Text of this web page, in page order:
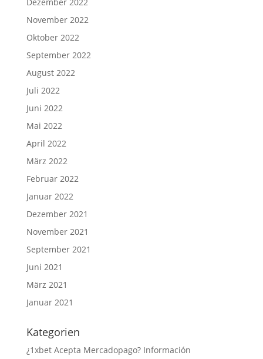
November 2022
Oktober 2022
September 2022
August 2022
Juli 2022
Juni 2022
Mai 2022
April 2022
März 2022
Februar 2022
Januar 2022
Dezember 2021
November 2021
September 2021
Juni 2021
März 2021
Januar 2021
Kategorien
¿1xbet Acepta Mercadopago? Información